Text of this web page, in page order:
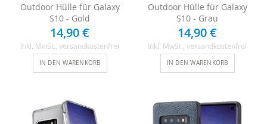
Outdoor Hülle für Galaxy
S10 - Gold
14,90 €
Inkl. MwSt. , versandkostenfrei
IN DEN WARENKORB
Outdoor Hülle für Galaxy
S10 - Grau
14,90 €
Inkl. MwSt. , versandkostenfrei
IN DEN WARENKORB